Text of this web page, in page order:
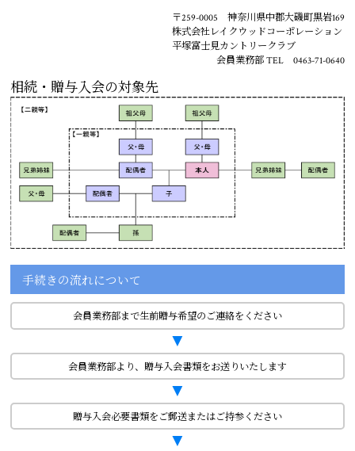
〒259-0005 神奈川県中郡大磯町黒岩169
株式会社レイクウッドコーポレーション
平塚富士見カントリークラブ
会員業務部 TEL 0463-71-0640
相続・贈与入会の対象先
手続きの流れについて
会員業務部まで生前贈与希望のご連絡をください
▼
会員業務部より、贈与入会書類をお送りいたします
▼
贈与入会必要書類をご郵送またはご持参ください
▼